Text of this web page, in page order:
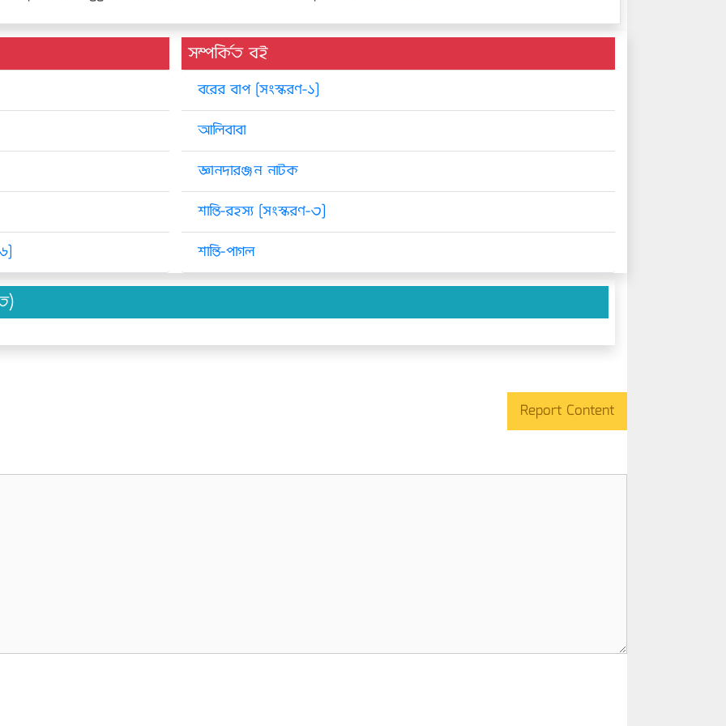
সম্পর্কিত বই
বরের বাপ [সংস্করণ-১]
আলিবাবা
জ্ঞানদারঞ্জন নাটক
শান্তি-রহস্য [সংস্করণ-৩]
শান্তি-পাগল
Report Content